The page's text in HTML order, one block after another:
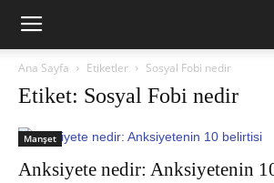
Ana Sayfa Etiketler Sosyal Fobi nedir
Etiket: Sosyal Fobi nedir
Manşet
Anksiyete nedir: Anksiyetenin